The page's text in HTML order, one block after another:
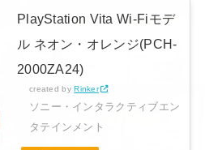
PlayStation Vita Wi-Fiモデ
ル ネオン・オレンジ(PCH-
2000ZA24)
created byRinker
ソニー・インタラクティブエン
タテインメント